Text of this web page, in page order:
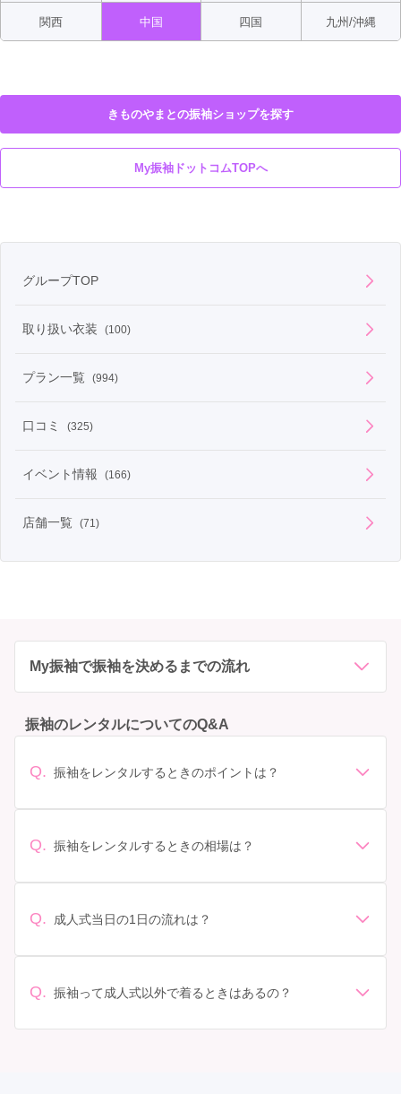
関西 中国 四国 九州/沖縄
きものやまとの振袖ショップを探す
My振袖ドットコムTOPへ
グループTOP
取り扱い衣装 (100)
プラン一覧 (994)
口コミ (325)
イベント情報 (166)
店舗一覧 (71)
My振袖で振袖を決めるまでの流れ
振袖のレンタルについてのQ&A
Q. 振袖をレンタルするときのポイントは？
があります。 サイズ選び: 自分の体型に合ったサイズを
ンタル料金に含まれるもの（小物や帯、草履など）を確
っかり確認しておく必要があります。 お店選び: 評判や
しょう。
Q. 振袖をレンタルするときの相場は？
されています。 高級なものやブランド物になると、それ
Q. 成人式当日の1日の流れは？
人式: 一般的に午前中に成人式が行わる場合が多いです
Q. 振袖って成人式以外で着るときはあるの？